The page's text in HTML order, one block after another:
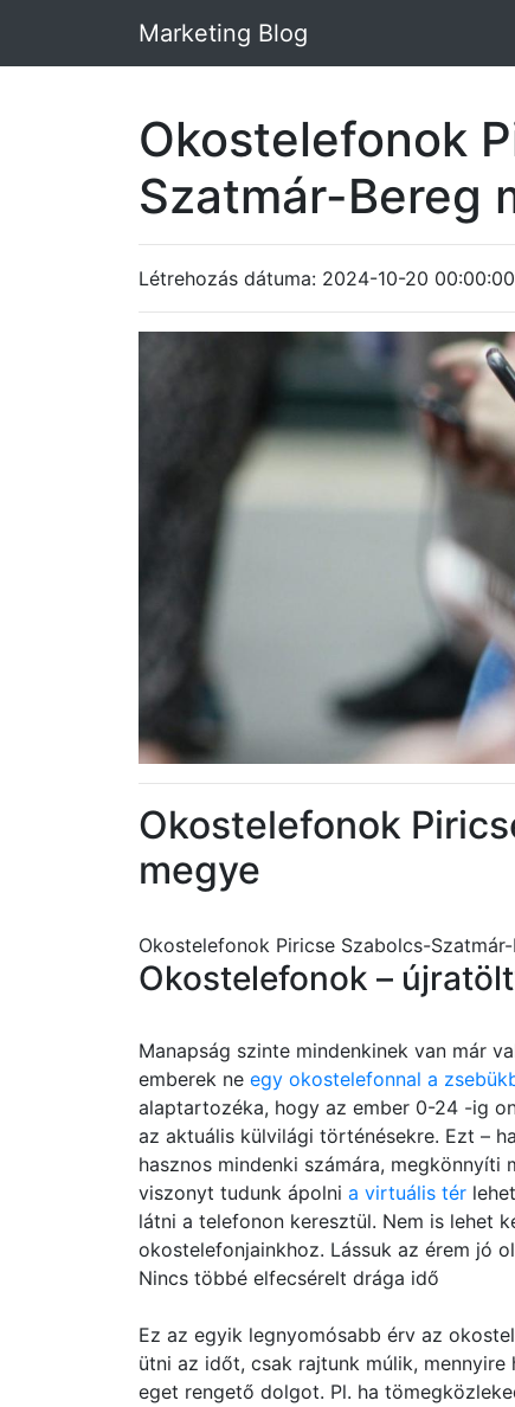
Marketing Blog
Okostelefonok
Szatmár-Bereg
Létrehozás dátuma: 2024-10-20 00:00:00
Okostelefonok
megye
Okostelefonok Piricse Szabolcs-
Okostelefonok –
Manapság szinte mindenkinek van már
emberek ne egy okostelefonnal a
alaptartozéka, hogy az ember 0-24 -ig
az aktuális külvilági történésekre. Ezt –
hasznos mindenki számára,
viszonyt tudunk ápolni a virtuális tér
látni a telefonon keresztül. Nem is lehet
okostelefonjainkhoz. Lássuk az érem jó
Nincs többé elfecsérelt drága idő
Ez az egyik legnyomósabb érv az
ütni az időt, csak rajtunk múlik, mennyire
eget rengető dolgot. Pl. ha